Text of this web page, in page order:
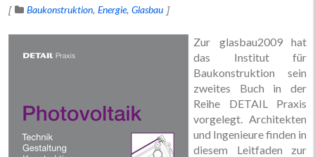
Baukonstruktion Energie Glasbau
Zur glasbau2009 hat
das Institut für
Baukonstruktion sein
zweites Buch in der
Reihe DETAIL Praxis
vorgelegt. Architekten
und Ingenieure finden in
diesem Leitfaden zur